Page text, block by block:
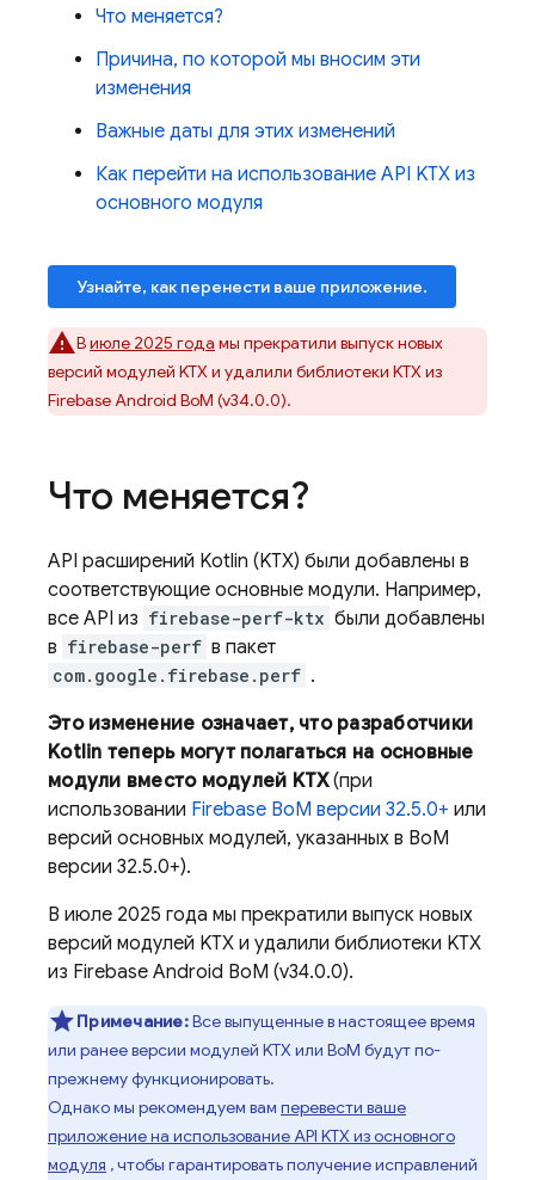
Что меняется?
Причина, по которой мы вносим эти
изменения
Важные даты для этих изменений
Как перейти на использование API KTX из
основного модуля
Узнайте, как перенести ваше приложение.
Виюле 2025 года мы прекратили выпуск новых
версий модулей KTX и удалили библиотеки KTX из
Firebase Android BoM (v34.0.0).
Что меняется?
API расширений Kotlin (KTX) были добавлены в
соответствующие основные модули. Например,
все API из firebase-perf-ktx были добавлены
в firebase-perf в пакет
com.google.firebase.perf .
Это изменение означает, что разработчики
Kotlin теперь могут полагаться на основные
модули вместо модулей KTX(при
использовании Firebase BoM версии 32.5.0+ или
версий основных модулей, указанных в BoM
версии 32.5.0+).
В июле 2025 года мы прекратили выпуск новых
версий модулей KTX и удалили библиотеки KTX
из Firebase Android BoM (v34.0.0).
Примечание:Все выпущенные в настоящее время
или ранее версии модулей KTX или BoM будут по-
прежнему функционировать.
Однако мы рекомендуем вам перевести ваше
приложение на использование API KTX из основного
модуля , чтобы гарантировать получение исправлений